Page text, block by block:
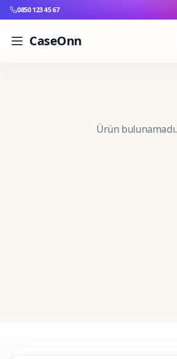
0850 123 45 67
CaseOnn
Ürün bulunamadı.